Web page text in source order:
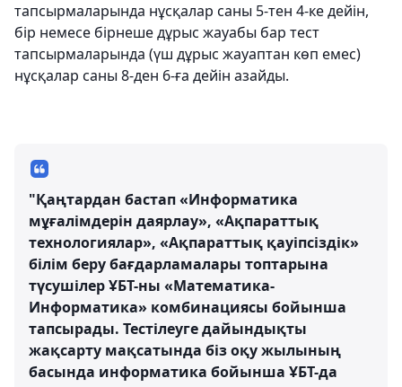
тапсырмаларында нұсқалар саны 5-тен 4-ке дейін,
бір немесе бірнеше дұрыс жауабы бар тест
тапсырмаларында (үш дұрыс жауаптан көп емес)
нұсқалар саны 8-ден 6-ға дейін азайды.
"Қаңтардан бастап «Информатика
мұғалімдерін даярлау», «Ақпараттық
технологиялар», «Ақпараттық қауіпсіздік»
білім беру бағдарламалары топтарына
түсушілер ҰБТ-ны «Математика-
Информатика» комбинациясы бойынша
тапсырады. Тестілеуге дайындықты
жақсарту мақсатында біз оқу жылының
басында информатика бойынша ҰБТ-да